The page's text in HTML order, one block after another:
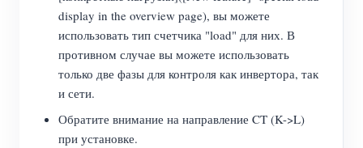
display in the overview page), вы можете
использовать тип счетчика "load" для них. В
противном случае вы можете использовать
только две фазы для контроля как инвертора, так
и сети.
Обратите внимание на направление CT (K->L)
при установке.